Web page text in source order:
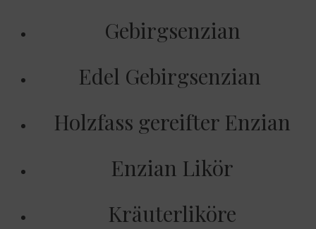
Gebirgsenzian
​Edel Gebirgsenzian
Holzfass gereifter Enzian
Enzian Likör
Kräuterliköre